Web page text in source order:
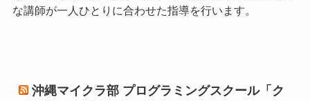
な講師が一人ひとりに合わせた指導を行います。
沖縄マイクラ部 プログラミングスクール「ク